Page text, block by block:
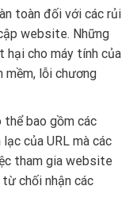
toàn đối với các rủi
website. Những
hại cho máy tính của
mềm, lỗi chương
thể bao gồm các
của URL mà các
tham gia website
chối nhận các